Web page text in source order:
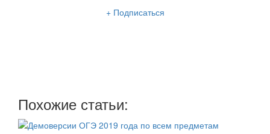
+ Подписаться
Похожие статьи: